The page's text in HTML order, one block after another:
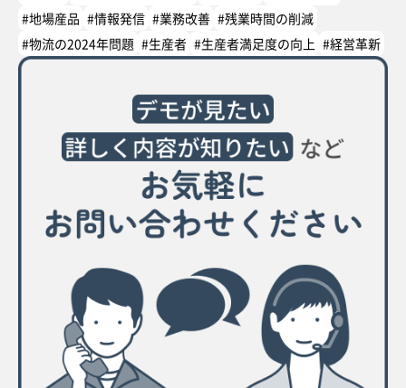
#地場産品 #情報発信 #業務改善 #残業時間の削減
#物流の2024年問題 #生産者 #生産者満足度の向上 #経営革新